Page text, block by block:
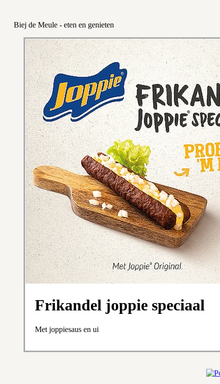
Biej de Meule - eten en genieten
Frikandel joppie speciaal
Met joppiesaus en ui